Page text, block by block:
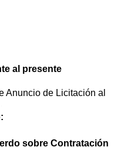
al presente
Anuncio de Licitación al
sobre Contratación